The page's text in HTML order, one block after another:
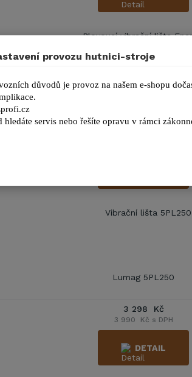
Lumag 5PL250
3 298 Kč
3 990 Kč s DPH
DETAIL
provozu hutnici-stroje
důvodů je provoz na našem e-shopu
hledáte servis nebo řešíte opravu v rámci